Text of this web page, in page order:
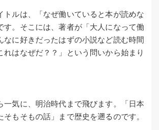
トルは、「なぜ働いていると本が読めな
す。そこには、著者が「大人になって働
なに好きだったはずの小説など読む時間
れはなぜだ？？」という問いから始まり
一気に、明治時代まで飛びます。「日本
そもそもの話」まで歴史を遡るのです。